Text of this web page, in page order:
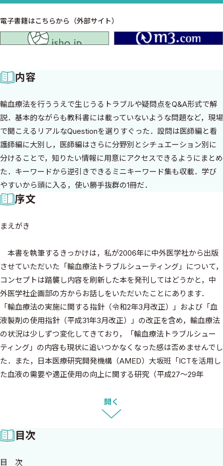
電子書籍はこちらから（外部サイト）
内容
輸血療法を行ううえで生じうるトラブルや疑問点をQ&A形式で解
説．基本的ながらも教科書には載っていないような問題など，現場
で聞こえるリアルなQuestionを選りすぐった．設問は医師編と看
護師編に大別し，医師編はさらに分野別とシチュエーション別に
分けることで，知りたい情報に用意にアクセスできるようにまとめ
た．キーワードから逆引きできるミニキーワード集も収載．学び
やすいから頭に入る，使い勝手抜群の1冊だ．
序文
まえがき
本書を執筆するきっかけは，私が2006年に中外医学社から出版
させていただいた「輸血療法トラブルシューティング」について，
コンセプトは踏襲し内容を刷新した本を発刊してはどうかと，中
外医学社企画部の方からお話しをいただいたことにあります．
「輸血療法の実施に関する指針（令和2年3月改正）」および「血
液製剤の使用指針（平成31年3月改正）」の改正を含め，輸血療法
の状況は少しずつ変化してきており，「輸血療法トラブルシュー
ティング」の内容も現状に追いつかなくなった感は否めませんでし
た．また，日本医療研究開発機構（AMED）大坂班「ICTを活用し
た血液の需要や適正使用の向上に関する研究（平成27〜29年
び学習支援システムの開発を担当したのですが，私の力量不足も
あり満足のいく結果を残せませんでした．班員の先生方にはご尽
力いただいたにもかかわらず，不完全燃焼の感を残したまま申し
訳なく思っておりました．今回，「輸血療法トラブルシューティン
開く
目次
目 次